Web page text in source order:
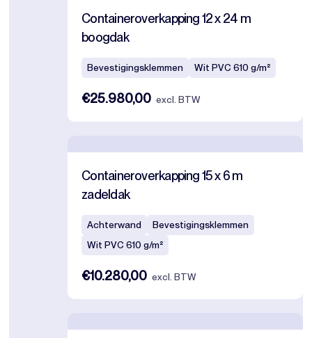
Containeroverkapping 12 x 24 m
boogdak
Bevestigingsklemmen Wit PVC 610 g/m²
€25.980,00 excl. BTW
Containeroverkapping 15 x 6 m
zadeldak
Achterwand
Bevestigingsklemmen
Wit PVC 610 g/m²
€10.280,00 excl. BTW